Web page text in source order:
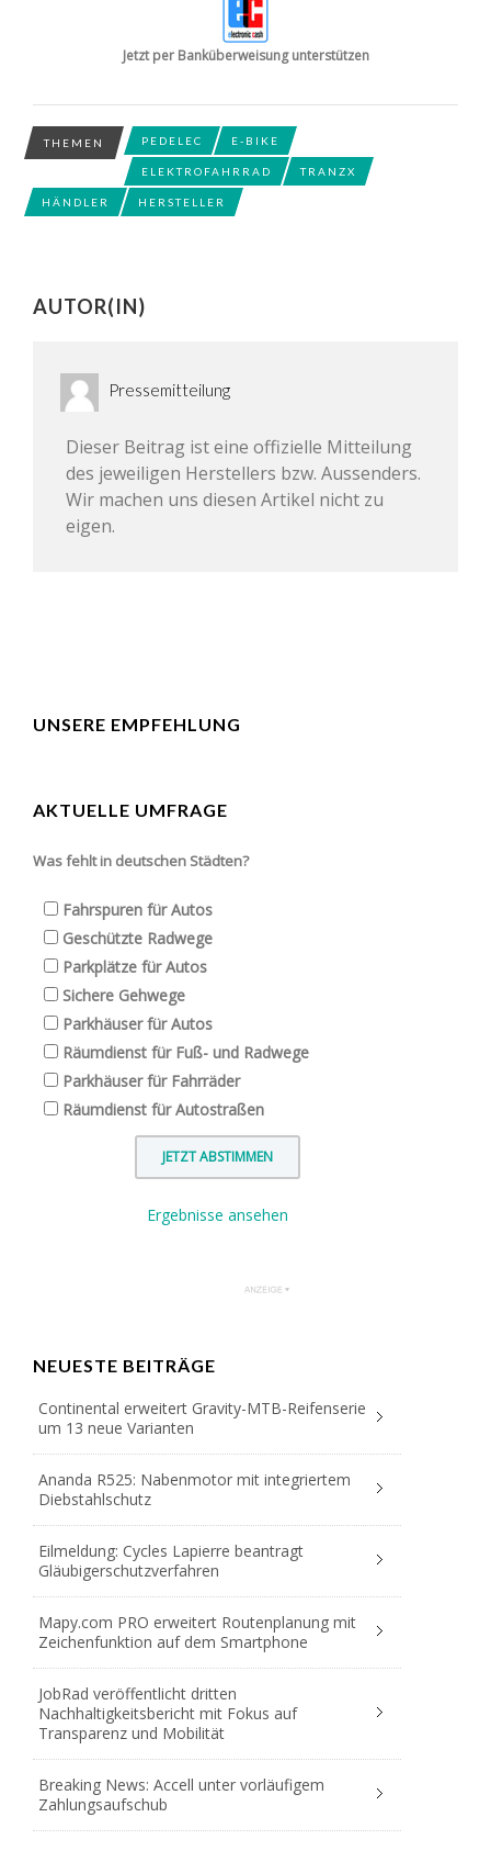
Jetzt per Banküberweisung unterstützen
THEMEN PEDELEC E-BIKE
ELEKTROFAHRRAD TRANZX
HÄNDLER HERSTELLER
AUTOR(IN)
Pressemitteilung
Dieser Beitrag ist eine offizielle Mitteilung
des jeweiligen Herstellers bzw. Aussenders.
Wir machen uns diesen Artikel nicht zu
eigen.
UNSERE EMPFEHLUNG
AKTUELLE UMFRAGE
Was fehlt in deutschen Städten?
Fahrspuren für Autos
Geschützte Radwege
Parkplätze für Autos
Sichere Gehwege
Parkhäuser für Autos
Räumdienst für Fuß- und Radwege
Parkhäuser für Fahrräder
Räumdienst für Autostraßen
Ergebnisse ansehen
NEUESTE BEITRÄGE
Continental erweitert Gravity-MTB-Reifenserie
um 13 neue Varianten
Ananda R525: Nabenmotor mit integriertem
Diebstahlschutz
Eilmeldung: Cycles Lapierre beantragt
Gläubigerschutzverfahren
Mapy.com PRO erweitert Routenplanung mit
Zeichenfunktion auf dem Smartphone
JobRad veröffentlicht dritten
Nachhaltigkeitsbericht mit Fokus auf
Transparenz und Mobilität
Breaking News: Accell unter vorläufigem
Zahlungsaufschub